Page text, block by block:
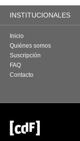
INSTITUCIONALES
Inicio
Quiénes somos
Suscripción
FAQ
Contacto